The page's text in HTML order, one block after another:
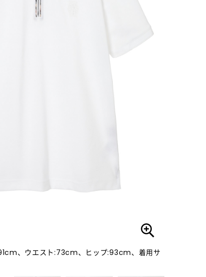
、ウエスト:73cm、ヒップ:93cm、着用サ